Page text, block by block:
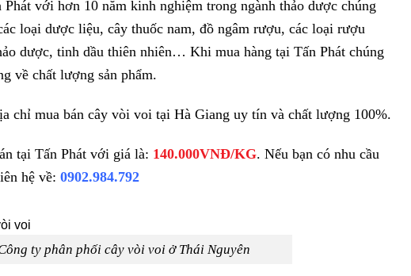
với hơn 10 năm kinh nghiệm trong ngành thảo dược chúng
loại dược liệu, cây thuốc nam, đồ ngâm rượu, các loại rượu
dược, tinh dầu thiên nhiên… Khi mua hàng tại Tấn Phát chúng
về chất lượng sản phẩm.
chỉ mua bán cây vòi voi tại Hà Giang uy tín và chất lượng 100%.
tại Tấn Phát với giá là: 140.000VNĐ/KG. Nếu bạn có nhu cầu
hệ về: 0902.984.792
ty phân phối cây vòi voi ở Thái Nguyên